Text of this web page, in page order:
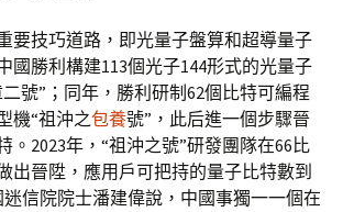
要技巧道路，即光量子盤算和超導量子
國勝利構建113個光子144形式的光量子
號”；同年，勝利研制62個比特可編程
機“祖沖之包養號”，此后進一個步驟晉
。2023年，“祖沖之號”研發團隊在66比
出晉陞，應用戶可把持的量子比特數到
信院院士潘建偉說，中國事獨一一個在